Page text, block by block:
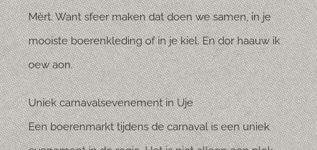
Mèrt. Want sfeer maken dat doen we samen, in je
mooiste boerenkleding of in je kiel. En dor haauw ik
oew aon.
Uniek carnavalsevenement in Uje
Een boerenmarkt tijdens de carnaval is een uniek